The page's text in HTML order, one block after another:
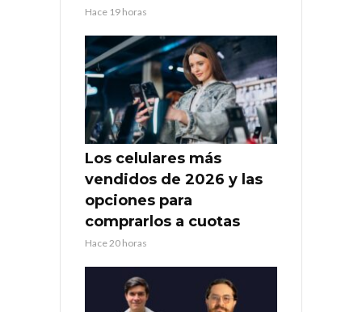
Hace 19 horas
Los celulares más
vendidos de 2026 y las
opciones para
comprarlos a cuotas
Hace 20 horas